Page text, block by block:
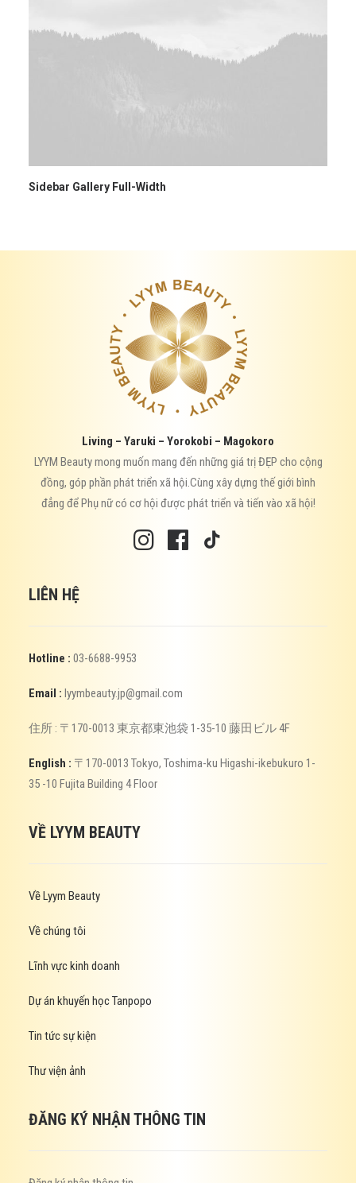
Sidebar Gallery Full-Width
Living – Yaruki – Yorokobi – Magokoro
LYYM Beauty mong muốn mang đến những giá trị ĐẸP cho cộng
đồng, góp phần phát triển xã hội.Cùng xây dựng thế giới bình
đẳng để Phụ nữ có cơ hội được phát triển và tiến vào xã hội!
LIÊN HỆ
Hotline : 03-6688-9953
Email : lyymbeauty.jp@gmail.com
住所 : 〒170-0013 東京都東池袋 1-35-10 藤田ビル 4F
English : 〒170-0013 Tokyo, Toshima-ku Higashi-ikebukuro 1-
35 -10 Fujita Building 4 Floor
VỀ LYYM BEAUTY
Về Lyym Beauty
Về chúng tôi
Lĩnh vực kinh doanh
Dự án khuyến học Tanpopo
Tin tức sự kiện
Thư viện ảnh
ĐĂNG KÝ NHẬN THÔNG TIN